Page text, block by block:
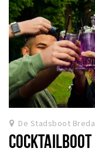
De Stadsboot Breda
COCKTAILBOOT